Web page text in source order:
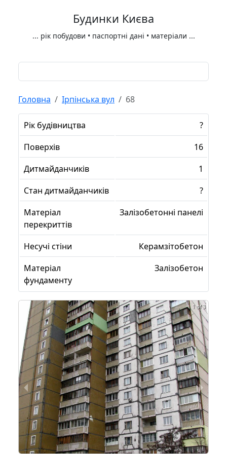
Будинки Києва
... рік побудови • паспортні дані • матеріали ...
Головна Ірпінська вул 68
Рік будівництва
?
Поверхів
16
Дитмайданчиків
1
Стан дитмайданчиків
?
Матеріал
перекриттів
Залізобетонні панелі
Несучі стіни
Керамзітобетон
Матеріал
фундаменту
Залізобетон
1 of 3